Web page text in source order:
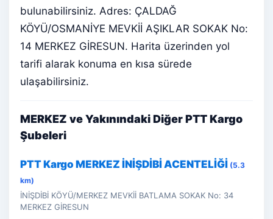
bulunabilirsiniz. Adres: ÇALDAĞ
KÖYÜ/OSMANİYE MEVKİİ AŞIKLAR SOKAK No:
14 MERKEZ GİRESUN. Harita üzerinden yol
tarifi alarak konuma en kısa sürede
ulaşabilirsiniz.
MERKEZ ve Yakınındaki Diğer PTT Kargo
Şubeleri
PTT Kargo MERKEZ İNİŞDİBİ ACENTELİĞİ (5.3
km)
İNİŞDİBİ KÖYÜ/MERKEZ MEVKİİ BATLAMA SOKAK No: 34
MERKEZ GİRESUN